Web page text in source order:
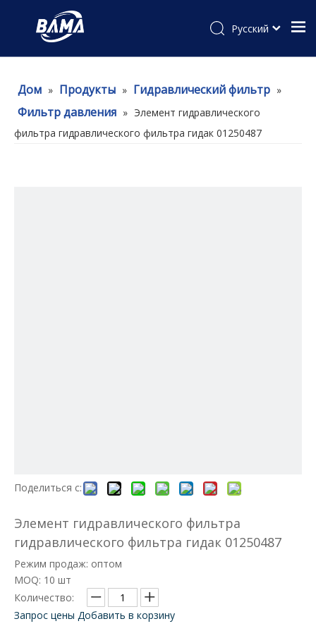
Pусский
Дом » Продукты » Гидравлический фильтр »
Фильтр давления » Элемент гидравлического
фильтра гидравлического фильтра гидак 01250487
Поделиться с:
Элемент гидравлического фильтра
гидравлического фильтра гидак 01250487
Режим продаж: оптом
MOQ: 10 шт
Количество:
Запрос цены Добавить в корзину